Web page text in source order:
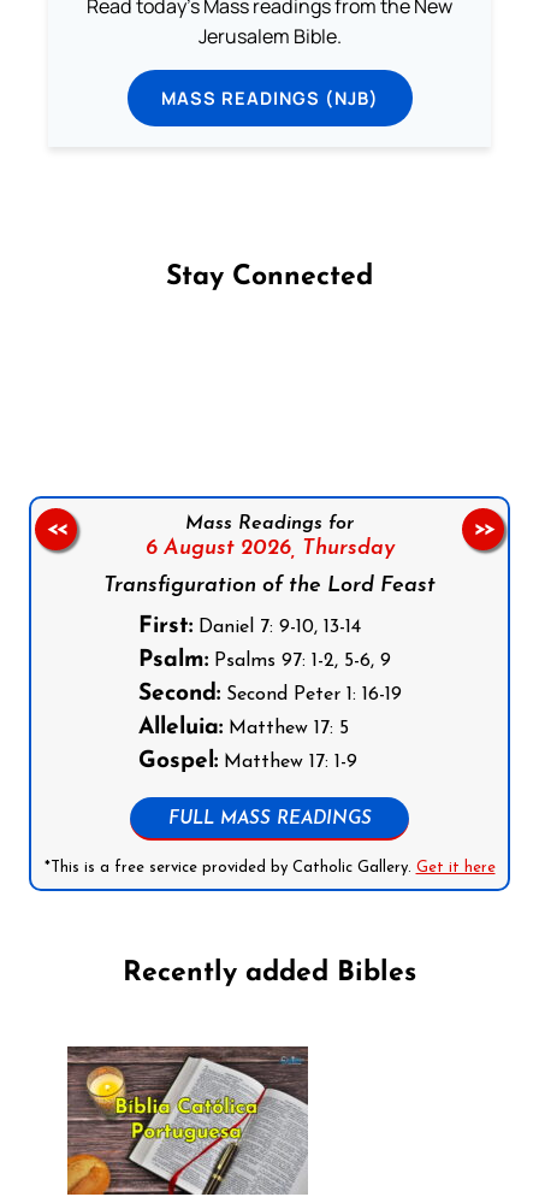
Read today's Mass readings from the New
Jerusalem Bible.
MASS READINGS (NJB)
Stay Connected
Mass Readings for
6 August 2026, Thursday
Transfiguration of the Lord Feast
First:Daniel 7: 9-10, 13-14
Psalm:Psalms 97: 1-2, 5-6, 9
Second:Second Peter 1: 16-19
Alleluia:Matthew 17: 5
Gospel:Matthew 17: 1-9
FULL MASS READINGS
*This is a free service provided by Catholic Gallery. Get it here
<< >>
Recently added Bibles